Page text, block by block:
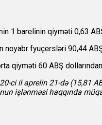
1 barelinin qiyməti 0,63
noyabr fyuçersləri 90,44
qiyməti 60 ABŞ
ci il aprelin 21-də (15,81
işlənməsi haqqında